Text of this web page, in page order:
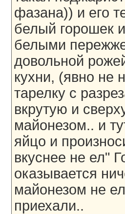
фазана)) и его
белый горошек
белыми
довольной
кухни, (явно не
тарелку с
вкрутую и
майонезом.. и
яйцо и
вкуснее не ел"
оказывается
майонезом не
приехали..